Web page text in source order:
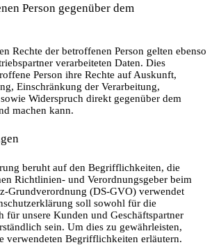
Person gegenüber dem
Rechte der betroffenen Person gelten ebenso
verarbeiteten Daten. Dies
Person ihre Rechte auf Auskunft,
Einschränkung der Verarbeitung,
Widerspruch direkt gegenüber dem
machen kann.
beruht auf den Begrifflichkeiten, die
Richtlinien- und Verordnungsgeber beim
Grundverordnung (DS-GVO) verwendet
soll sowohl für die
für unsere Kunden und Geschäftspartner
sein. Um dies zu gewährleisten,
verwendeten Begrifflichkeiten erläutern.